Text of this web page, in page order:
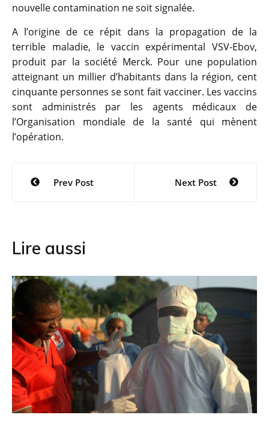
nouvelle contamination ne soit signalée.
A l’origine de ce répit dans la propagation de la
terrible maladie, le vaccin expérimental VSV-Ebov,
produit par la société Merck. Pour une population
atteignant un millier d’habitants dans la région, cent
cinquante personnes se sont fait vacciner. Les vaccins
sont administrés par les agents médicaux de
l’Organisation mondiale de la santé qui mènent
l’opération.
Navigation
Prev Post Next Post
Lire aussi